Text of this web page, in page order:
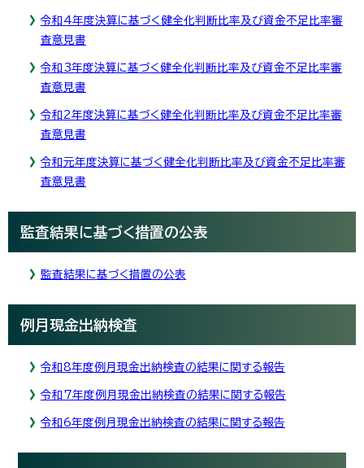
令和4年度決算に基づく健全化判断比率及び資金不足比率審
査意見書
令和3年度決算に基づく健全化判断比率及び資金不足比率審
査意見書
令和2年度決算に基づく健全化判断比率及び資金不足比率審
査意見書
令和元年度決算に基づく健全化判断比率及び資金不足比率審
査意見書
監査結果に基づく措置の公表
監査結果に基づく措置の公表
例月現金出納検査
令和8年度例月現金出納検査の結果に関する報告
令和7年度例月現金出納検査の結果に関する報告
令和6年度例月現金出納検査の結果に関する報告